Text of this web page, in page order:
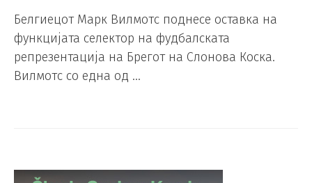
Белгиецот Марк Вилмотс поднесе оставка на
функцијата селектор на фудбалската
репрезентација на Брегот на Слонова Коска.
Вилмотс со една од …